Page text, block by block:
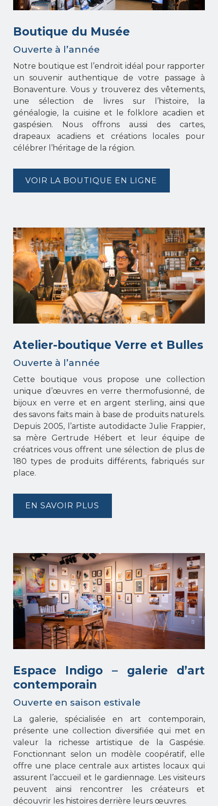
Boutique du Musée
Ouverte à l’année
Notre boutique est l’endroit idéal pour rapporter
un souvenir authentique de votre passage à
Bonaventure. Vous y trouverez des vêtements,
une sélection de livres sur l’histoire, la
généalogie, la cuisine et le folklore acadien et
gaspésien. Nous offrons aussi des cartes,
drapeaux acadiens et créations locales pour
célébrer l’héritage de la région.
VOIR LA BOUTIQUE EN LIGNE
Atelier-boutique Verre et Bulles
Ouverte à l’année
Cette boutique vous propose une collection
unique d’œuvres en verre thermofusionné, de
bijoux en verre et en argent sterling, ainsi que
des savons faits main à base de produits naturels.
Depuis 2005, l’artiste autodidacte Julie Frappier,
sa mère Gertrude Hébert et leur équipe de
créatrices vous offrent une sélection de plus de
180 types de produits différents, fabriqués sur
place.
EN SAVOIR PLUS
Espace Indigo – galerie d’art
contemporain
Ouverte en saison estivale
La galerie, spécialisée en art contemporain,
présente une collection diversifiée qui met en
valeur la richesse artistique de la Gaspésie.
Fonctionnant selon un modèle coopératif, elle
offre une place centrale aux artistes locaux qui
assurent l’accueil et le gardiennage. Les visiteurs
peuvent ainsi rencontrer les créateurs et
découvrir les histoires derrière leurs œuvres.